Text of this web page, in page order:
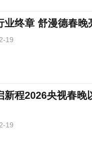
业终章 舒漫德春晚
19
新程2026央视春
19